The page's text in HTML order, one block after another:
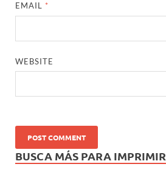
EMAIL *
WEBSITE
BUSCA MÁS PARA IMPRIMIR